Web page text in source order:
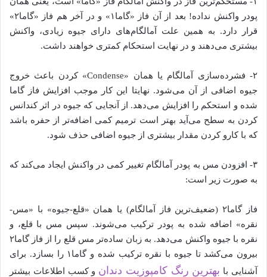
پودر واکنش نداده! بعد از آن فاز «گاما۱» و در آخر هم فاز «گاما۲»
قرار دارد. به همین علت آمالگام‌های دارای جیوه زیادی، واکنش
بیشتری می‌دهند و در نهایت استحکام کمتری خواهند داشت.
۲- فشرده‌سازی آمالگام یا همان «Condense» کردن باعث خروج
جیوه اضافی از آن می‌شود. نهایتا این کار موجب افزایش فاز گاما
شده و استحکم را افزایش می‌دهد. از آنجایی که جیوه در اثر کندانس
کردن به سطح می‌آید بهتر است ترمیم کمی اضافه‌تر از حفره باشد
که با کارو کردن مقدار بیشتری از جیوه اضافی حذف شود.
۳- افزودن مس به پودر آمالگام تغییر کمی در واکنش ایجاد می‌کند که
به صورت زیر است:
فاز گاما۲ (ضعیف‌ترین فاز آمالگام) یا همان «قلع-جیوه» با «مس-
نقره» اضافه شده به پودر ترکیب می‌شوند. سپس مس با قلع، و
نقره با جیوه واکنش می‌دهد. به زبان ساده‌تر مس قلع را از فاز گاما۲
بیرون می‌کشد تا جیوه با نقره ترکیب شده و گاما۱ را بسازد. برای
آشنایی با بهترین رنگ کامپوزیت دندان و کسب اطلاعات بیشتر